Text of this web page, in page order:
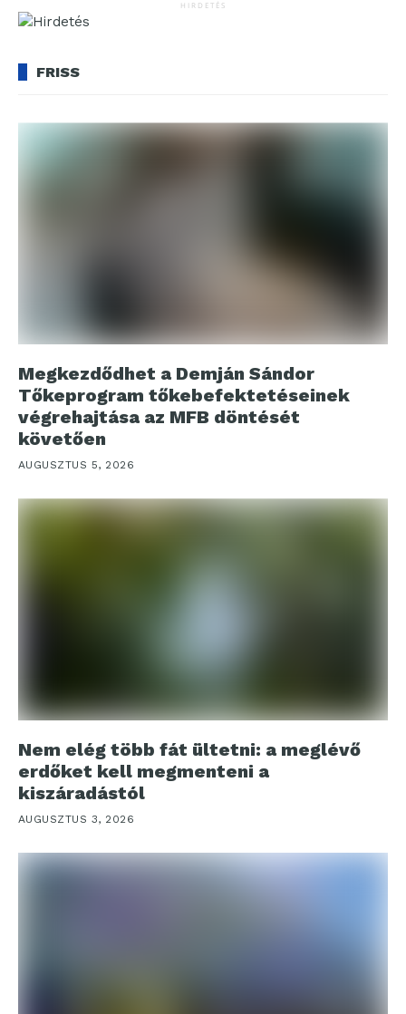
HIRDETÉS
FRISS
Megkezdődhet a Demján Sándor
Tőkeprogram tőkebefektetéseinek
végrehajtása az MFB döntését
követően
AUGUSZTUS 5, 2026
Nem elég több fát ültetni: a meglévő
erdőket kell megmenteni a
kiszáradástól
AUGUSZTUS 3, 2026